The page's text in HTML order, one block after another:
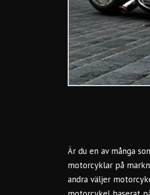
Är du en av många
motorcyklarpå
andra väljer